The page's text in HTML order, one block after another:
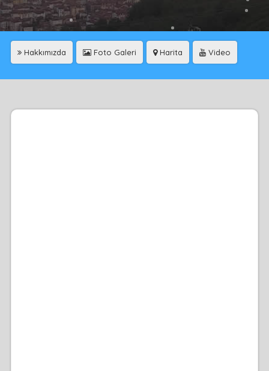
Hakkımızda Foto Galeri Harita Video